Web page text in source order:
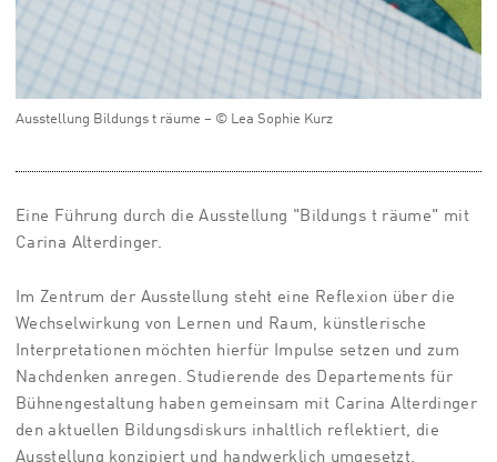
Ausstellung Bildungs t räume – © Lea Sophie Kurz
Eine Führung durch die Ausstellung "Bildungs t räume" mit
Carina Alterdinger.
Im Zentrum der Ausstellung steht eine Reflexion über die
Wechselwirkung von Lernen und Raum, künstlerische
Interpretationen möchten hierfür Impulse setzen und zum
Nachdenken anregen. Studierende des Departements für
Bühnengestaltung haben gemeinsam mit Carina Alterdinger
den aktuellen Bildungsdiskurs inhaltlich reflektiert, die
Ausstellung konzipiert und handwerklich umgesetzt.